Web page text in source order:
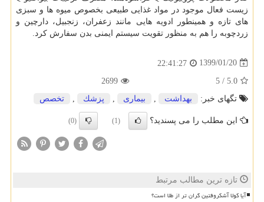
زیست فعال موجود در مواد غذایی طبیعی بخصوص میوه ها و سبزی
های تازه و همینطور ادویه هایی مانند زعفران، زنجبیل، دارچین و
زردچوبه را هم به منظور تقویت سیستم ایمنی بدن سفارش كرد.
1399/01/20
22:41:27
5.0
/
5
2699
تگهای خبر:
بهداشت بیماری پزشك تخصص
این مطلب را می پسندید؟ (1)
(0)
تازه ترین مطالب مرتبط
آیا کولا آشکروفتین گران تر از طلا است؟